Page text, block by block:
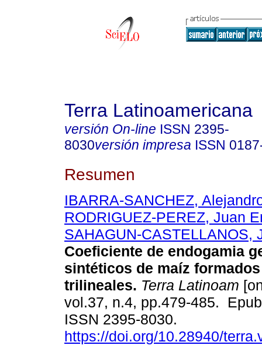
Terra Latinoamericana
versión On-line ISSN 2395-
8030versión impresa ISSN
Resumen
IBARRA-SANCHEZ,
RODRIGUEZ-PEREZ, Juan
SAHAGUN-CASTELLANOS,
Coeficiente de endogamia
sintéticos de maíz
trilineales. Terra Latinoam
vol.37, n.4, pp.479-485.
ISSN 2395-8030.
https://doi.org/10.28940/